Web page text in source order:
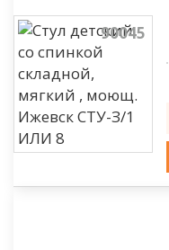
90045